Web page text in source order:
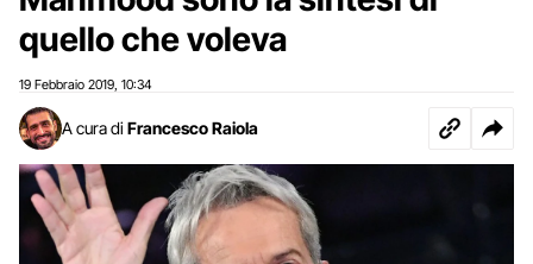
quello che voleva
19 Febbraio 2019 10:34
A cura di Francesco Raiola